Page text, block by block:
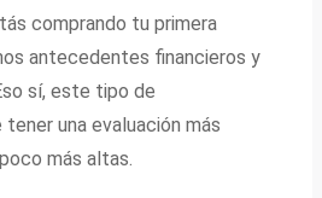
comprando tu primera
antecedentes financieros y
sí, este tipo de
una evaluación más
más altas.